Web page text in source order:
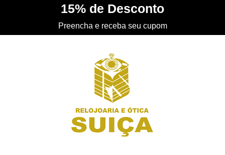
CONHEÇA nossa Loja Física
15% de Desconto
Preencha e receba seu cupom